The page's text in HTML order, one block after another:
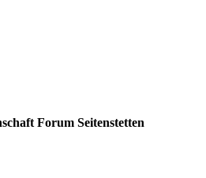
Forum Seitenstetten